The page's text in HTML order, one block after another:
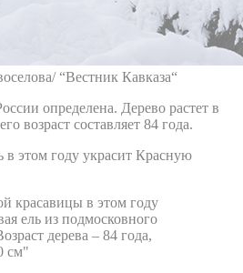
“Вестник Кавказа“
определена. Дерево растет в
возраст составляет 84 года.
в этом году украсит Красную
красавицы в этом году
ель из подмосковного
дерева – 84 года,
см"